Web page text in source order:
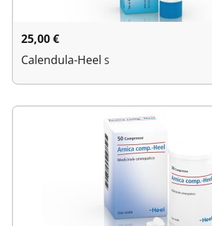
25,00€
Calendula-HeelS